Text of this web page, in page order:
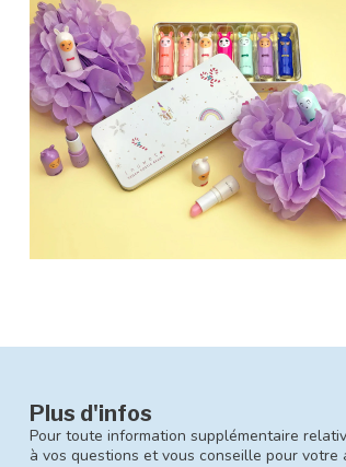
Plus d'infos
Pour toute information supplémentaire
à vos questions et vous conseille pour votre